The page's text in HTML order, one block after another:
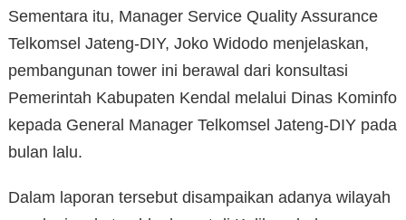
‎Sementara itu, Manager Service Quality Assurance
Telkomsel Jateng-DIY, Joko Widodo menjelaskan,
pembangunan tower ini berawal dari konsultasi
Pemerintah Kabupaten Kendal melalui Dinas Kominfo
kepada General Manager Telkomsel Jateng-DIY pada
bulan lalu.
Dalam laporan tersebut disampaikan adanya wilayah